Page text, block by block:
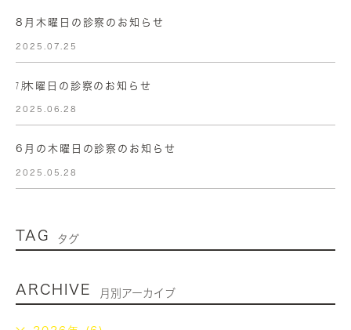
8月木曜日の診察のお知らせ
2025.07.25
㋆木曜日の診察のお知らせ
2025.06.28
6月の木曜日の診察のお知らせ
2025.05.28
TAG タグ
ARCHIVE 月別アーカイブ